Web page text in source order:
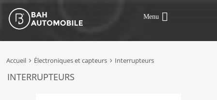
Menu
Accueil Électroniques et capteurs Interrupteurs
INTERRUPTEURS